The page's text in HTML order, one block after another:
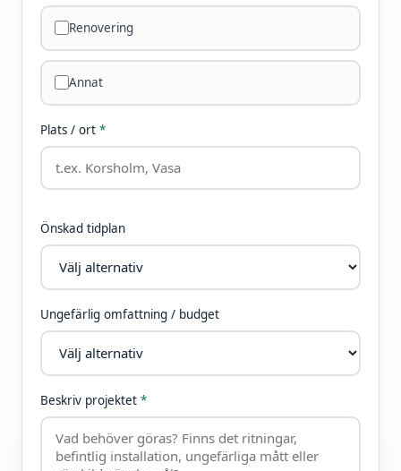
Renovering
Annat
Plats / ort *
Önskad tidplan
Ungefärlig omfattning / budget
Beskriv projektet *